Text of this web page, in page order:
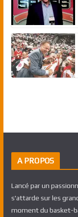
A PROPOS
Lancé par un
s'attarde sur les
moment du basket-